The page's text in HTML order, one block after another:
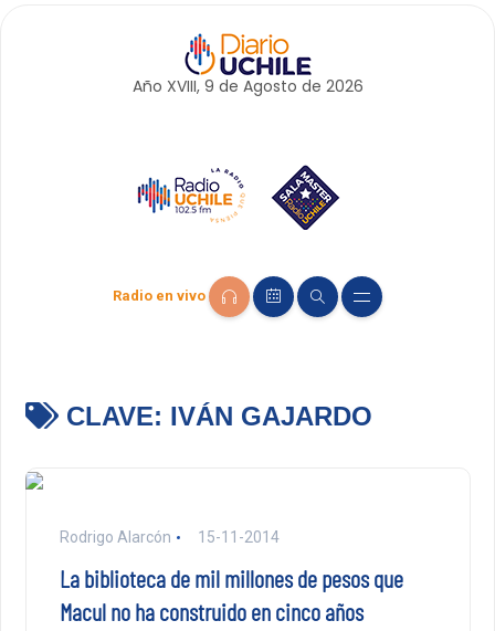
Año XVIII, 9 de Agosto de 2026
Radio en vivo
CLAVE: IVÁN GAJARDO
Rodrigo Alarcón 15-11-2014
La biblioteca de mil millones de pesos que
Macul no ha construido en cinco años